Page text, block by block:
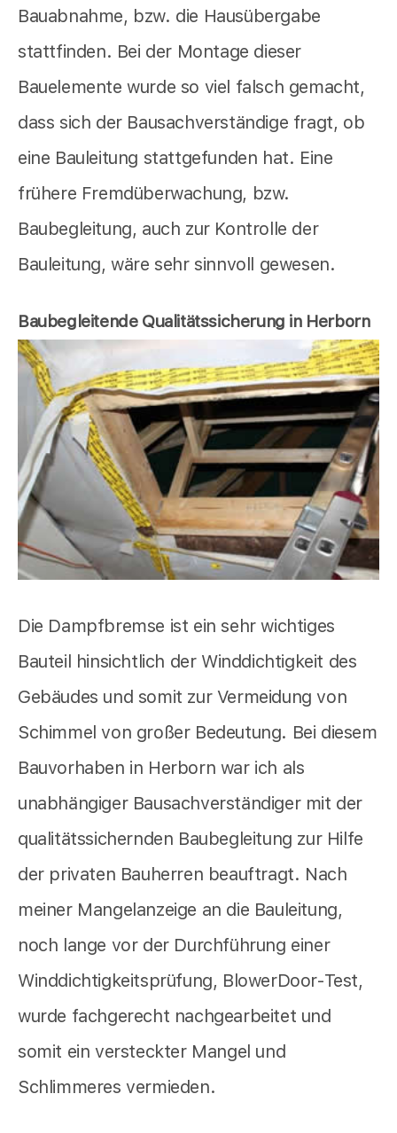
Bauabnahme, bzw. die Hausübergabe
stattfinden. Bei der Montage dieser
Bauelemente wurde so viel falsch gemacht,
dass sich der Bausachverständige fragt, ob
eine Bauleitung stattgefunden hat. Eine
frühere Fremdüberwachung, bzw.
Baubegleitung, auch zur Kontrolle der
Bauleitung, wäre sehr sinnvoll gewesen.
Baubegleitende Qualitätssicherung in Herborn
Die Dampfbremse ist ein sehr wichtiges
Bauteil hinsichtlich der Winddichtigkeit des
Gebäudes und somit zur Vermeidung von
Schimmel von großer Bedeutung. Bei diesem
Bauvorhaben in Herborn war ich als
unabhängiger Bausachverständiger mit der
qualitätssichernden Baubegleitung zur Hilfe
der privaten Bauherren beauftragt. Nach
meiner Mangelanzeige an die Bauleitung,
noch lange vor der Durchführung einer
Winddichtigkeitsprüfung, BlowerDoor-Test,
wurde fachgerecht nachgearbeitet und
somit ein versteckter Mangel und
Schlimmeres vermieden.